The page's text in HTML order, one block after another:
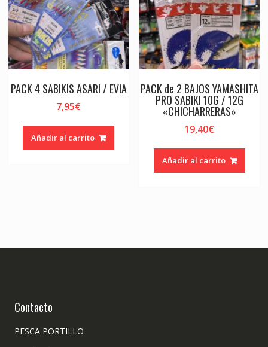
PACK 4 SABIKIS ASARI / EVIA
7,95€
Añadir al carrito
PACK de 2 BAJOS YAMASHITA
PRO SABIKI 10G / 12G
«CHICHARRERAS»
19,40€
Añadir al carrito
Contacto
PESCA PORTILLO